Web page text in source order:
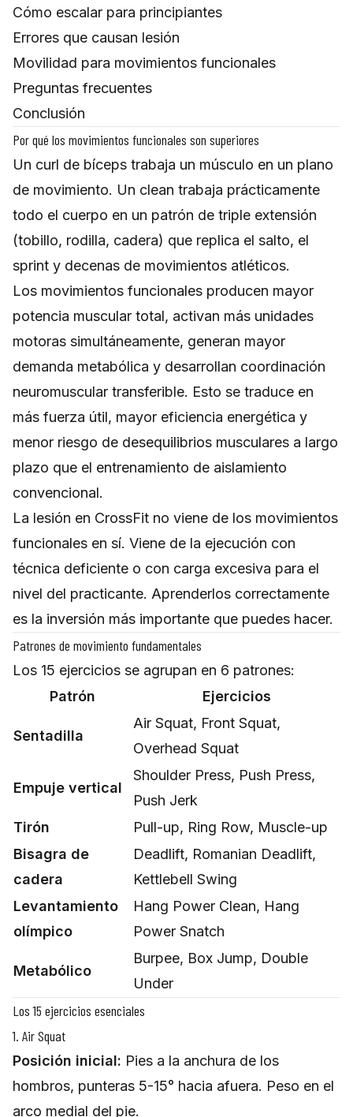
Cómo escalar para principiantes
Errores que causan lesión
Movilidad para movimientos funcionales
Preguntas frecuentes
Conclusión
Por qué los movimientos funcionales son superiores
Un curl de bíceps trabaja un músculo en un plano
de movimiento. Un clean trabaja prácticamente
todo el cuerpo en un patrón de triple extensión
(tobillo, rodilla, cadera) que replica el salto, el
sprint y decenas de movimientos atléticos.
Los movimientos funcionales producen mayor
potencia muscular total, activan más unidades
motoras simultáneamente, generan mayor
demanda metabólica y desarrollan coordinación
neuromuscular transferible. Esto se traduce en
más fuerza útil, mayor eficiencia energética y
menor riesgo de desequilibrios musculares a largo
plazo que el entrenamiento de aislamiento
convencional.
La lesión en CrossFit no viene de los movimientos
funcionales en sí. Viene de la ejecución con
técnica deficiente o con carga excesiva para el
nivel del practicante. Aprenderlos correctamente
es la inversión más importante que puedes hacer.
Patrones de movimiento fundamentales
Los 15 ejercicios se agrupan en 6 patrones:
Patrón
Ejercicios
Sentadilla
Air Squat, Front Squat,
Overhead Squat
Empuje vertical
Shoulder Press, Push Press,
Push Jerk
Tirón
Pull-up, Ring Row, Muscle-up
Bisagra de
cadera
Deadlift, Romanian Deadlift,
Kettlebell Swing
Levantamiento
olímpico
Hang Power Clean, Hang
Power Snatch
Metabólico
Burpee, Box Jump, Double
Under
Los 15 ejercicios esenciales
1. Air Squat
Posición inicial: Pies a la anchura de los
hombros, punteras 5-15° hacia afuera. Peso en el
arco medial del pie.